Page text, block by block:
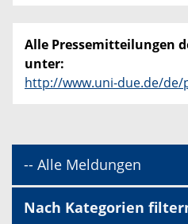
Alle Pressemitteilungen
unter:
http://www.uni-due.de/de/
-- Alle Meldungen
Nach Kategorien